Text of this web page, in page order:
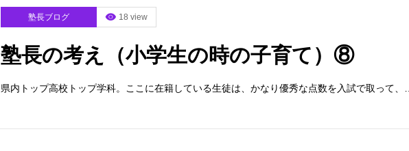
塾長ブログ 18 view
塾長の考え（小学生の時の子育て）⑧
県内トップ高校トップ学科。ここに在籍している生徒は、かなり優秀な点数を入試で取って、…